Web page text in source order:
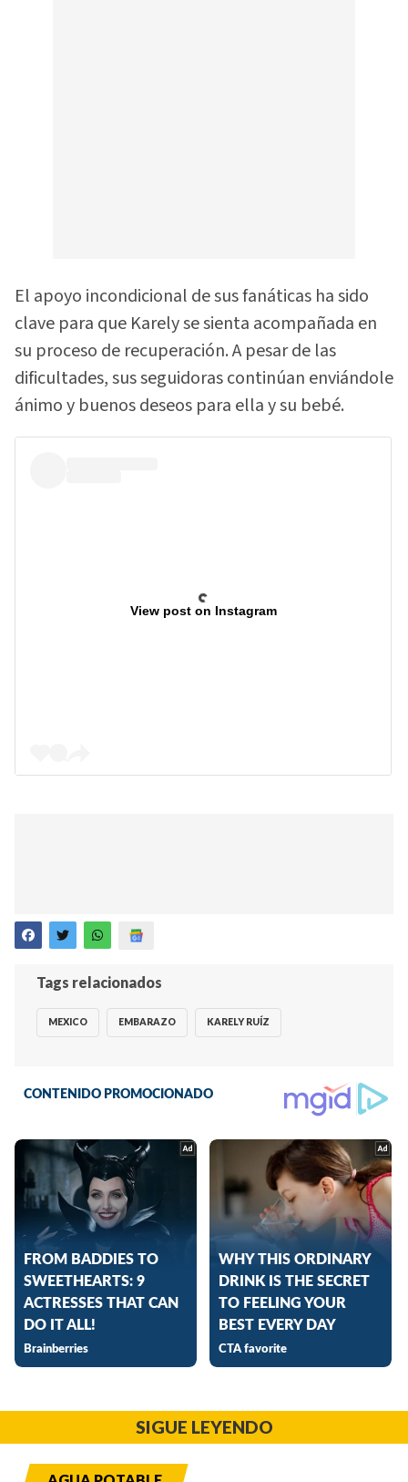
El apoyo incondicional de sus fanáticas ha sido
clave para que Karely se sienta acompañada en
su proceso de recuperación. A pesar de las
dificultades, sus seguidoras continúan enviándole
ánimo y buenos deseos para ella y su bebé.
View post on Instagram
Tags relacionados
MEXICO EMBARAZO KARELY RUÍZ
SIGUE LEYENDO